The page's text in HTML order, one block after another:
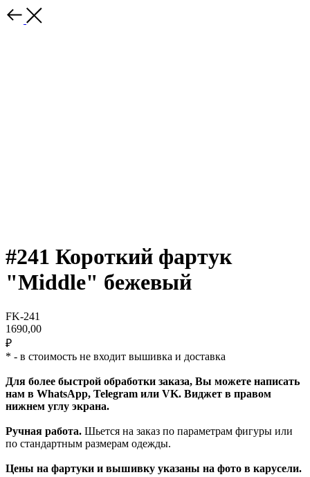
#241 Короткий фартук
"Middle" бежевый
FK-241
1690,00
₽
* - в стоимость не входит вышивка и доставка
Для более быстрой обработки заказа, Вы можете написать
нам в WhatsApp, Telegram или VK. Виджет в правом
нижнем углу экрана.
Ручная работа. Шьется на заказ по параметрам фигуры или
по стандартным размерам одежды.
Цены на фартуки и вышивку указаны на фото в карусели.